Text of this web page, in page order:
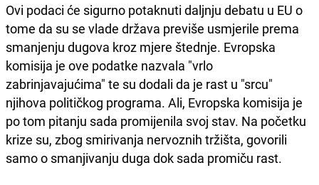
Ovi podaci će sigurno potaknuti daljnju debatu u EU o
tome da su se vlade država previše usmjerile prema
smanjenju dugova kroz mjere štednje. Evropska
komisija je ove podatke nazvala "vrlo
zabrinjavajućima" te su dodali da je rast u "srcu"
njihova političkog programa. Ali, Evropska komisija je
po tom pitanju sada promijenila svoj stav. Na početku
krize su, zbog smirivanja nervoznih tržišta, govorili
samo o smanjivanju duga dok sada promiču rast.